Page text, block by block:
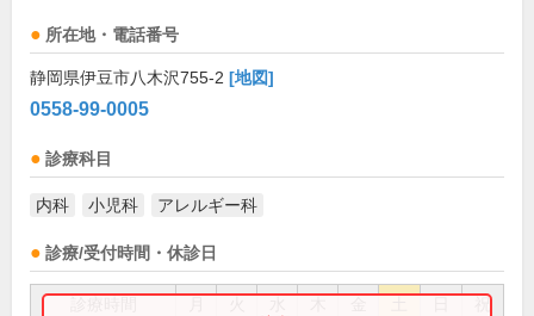
所在地・電話番号
静岡県伊豆市八木沢755-2 [地図]
0558-99-0005
診療科目
内科 小児科 アレルギー科
診療/受付時間・休診日
祝